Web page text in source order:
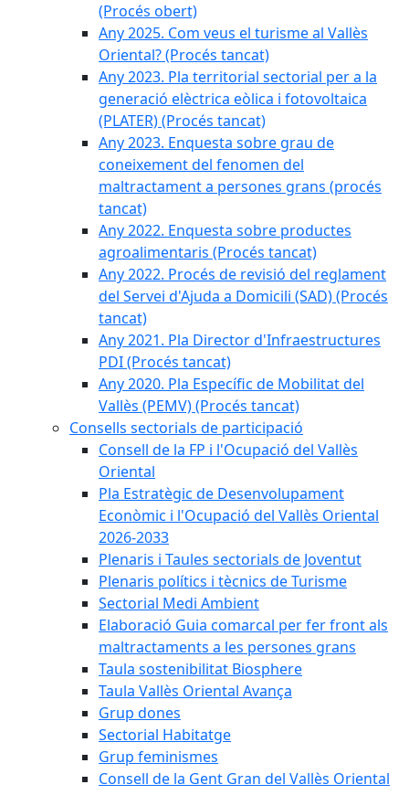
(Procés obert)
Any 2025. Com veus el turisme al Vallès
Oriental? (Procés tancat)
Any 2023. Pla territorial sectorial per a la
generació elèctrica eòlica i fotovoltaica
(PLATER) (Procés tancat)
Any 2023. Enquesta sobre grau de
coneixement del fenomen del
maltractament a persones grans (procés
tancat)
Any 2022. Enquesta sobre productes
agroalimentaris (Procés tancat)
Any 2022. Procés de revisió del reglament
del Servei d'Ajuda a Domicili (SAD) (Procés
tancat)
Any 2021. Pla Director d'Infraestructures
PDI (Procés tancat)
Any 2020. Pla Específic de Mobilitat del
Vallès (PEMV) (Procés tancat)
Consells sectorials de participació
Consell de la FP i l'Ocupació del Vallès
Oriental
Pla Estratègic de Desenvolupament
Econòmic i l'Ocupació del Vallès Oriental
2026-2033
Plenaris i Taules sectorials de Joventut
Plenaris polítics i tècnics de Turisme
Sectorial Medi Ambient
Elaboració Guia comarcal per fer front als
maltractaments a les persones grans
Taula sostenibilitat Biosphere
Taula Vallès Oriental Avança
Grup dones
Sectorial Habitatge
Grup feminismes
Consell de la Gent Gran del Vallès Oriental